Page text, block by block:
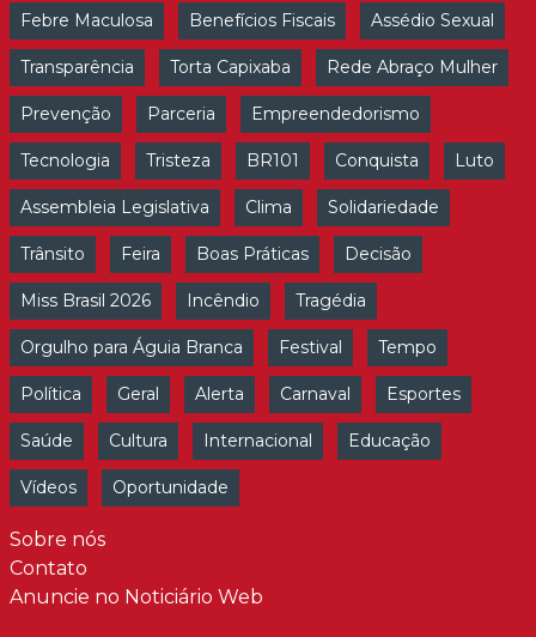
Febre Maculosa Benefícios Fiscais Assédio Sexual
Transparência Torta Capixaba Rede Abraço Mulher
Prevenção Parceria Empreendedorismo
Tecnologia Tristeza BR101 Conquista Luto
Assembleia Legislativa Clima Solidariedade
Trânsito Feira Boas Práticas Decisão
Miss Brasil 2026 Incêndio Tragédia
Orgulho para Águia Branca Festival Tempo
Política Geral Alerta Carnaval Esportes
Saúde Cultura Internacional Educação
Vídeos Oportunidade
Sobre nós
Contato
Anuncie no Noticiário Web